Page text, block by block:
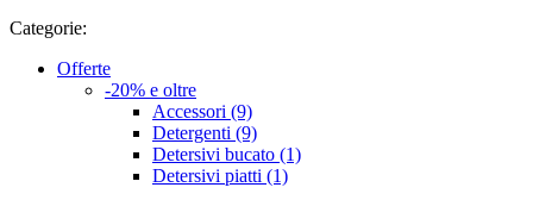
Categorie:
Offerte
-20% e oltre
Accessori (9)
Detergenti (9)
Detersivi bucato (1)
Detersivi piatti (1)